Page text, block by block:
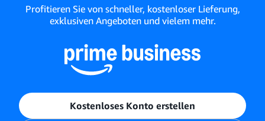
Profitieren Sie von schneller, kostenloser Lieferung,
exklusiven Angeboten und vielem mehr.
Kostenloses Konto erstellen